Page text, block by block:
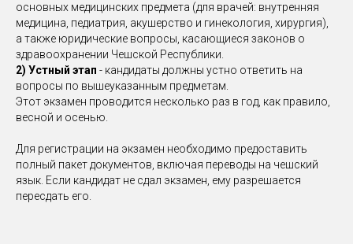
основных медицинских предмета (для врачей: внутренняя
медицина, педиатрия, акушерство и гинекология, хирургия),
а также юридические вопросы, касающиеся законов о
здравоохранении Чешской Республики.
2) Устный этап - кандидаты должны устно ответить на
вопросы по вышеуказанным предметам.
Этот экзамен проводится несколько раз в год, как правило,
весной и осенью.
Для регистрации на экзамен необходимо предоставить
полный пакет документов, включая переводы на чешский
язык. Если кандидат не сдал экзамен, ему разрешается
пересдать его.